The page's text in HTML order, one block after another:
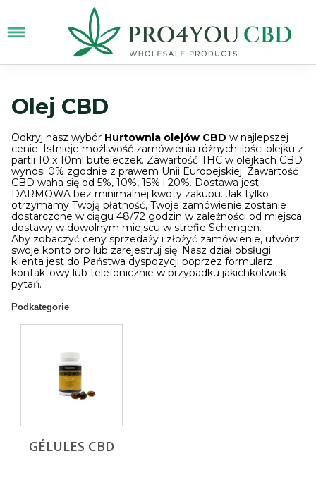
Olej CBD
Odkryj nasz wybór Hurtownia olejów CBD w najlepszej
cenie. Istnieje możliwość zamówienia różnych ilości olejku z
partii 10 x 10ml buteleczek. Zawartość THC w olejkach CBD
wynosi 0% zgodnie z prawem Unii Europejskiej. Zawartość
CBD waha się od 5%, 10%, 15% i 20%. Dostawa jest
DARMOWA bez minimalnej kwoty zakupu. Jak tylko
otrzymamy Twoją płatność, Twoje zamówienie zostanie
dostarczone w ciągu 48/72 godzin w zależności od miejsca
dostawy w dowolnym miejscu w strefie Schengen.
Aby zobaczyć ceny sprzedaży i złożyć zamówienie, utwórz
swoje konto pro lub zarejestruj się. Nasz dział obsługi
klienta jest do Państwa dyspozycji poprzez formularz
kontaktowy lub telefonicznie w przypadku jakichkolwiek
pytań.
Podkategorie
GÉLULES CBD